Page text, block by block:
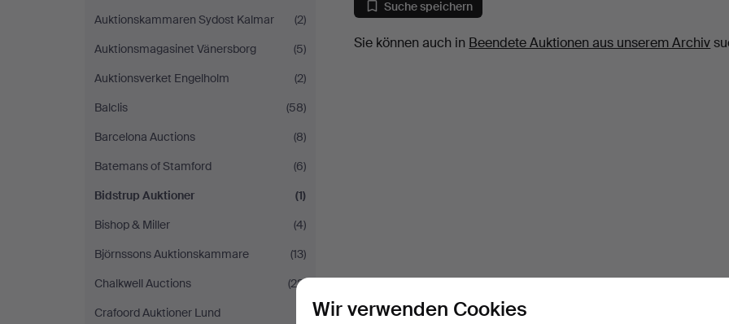
Auktionskammaren Sydost Kalmar
(2)
Auktionsmagasinet Vänersborg
(5)
Auktionsverket Engelholm
(2)
Balclis
(58)
Barcelona Auctions
(8)
Batemans of Stamford
(6)
Bidstrup Auktioner
(1)
Bishop & Miller
(4)
Björnssons Auktionskammare
(13)
Chalkwell Auctions
(22)
Crafoord Auktioner Lund
Suche speichern
Sie können auch in Beendete Auktionen aus unserem Archiv
Wir verwenden Cookies